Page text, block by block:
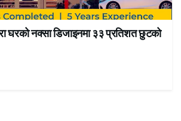
घरको नक्सा डिजाइनमा ३३ प्रतिशत छुटको